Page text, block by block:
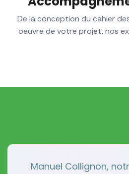
De la conception du cahier
oeuvre de votre projet, nos
Manuel Collignon, notr